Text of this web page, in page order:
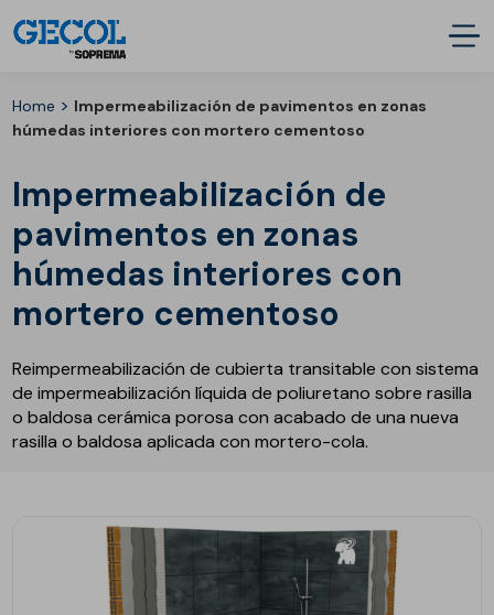
Home > Impermeabilización de pavimentos en zonas
húmedas interiores con mortero cementoso
Impermeabilización de
pavimentos en zonas
húmedas interiores con
mortero cementoso
Reimpermeabilización de cubierta transitable con sistema
de impermeabilización líquida de poliuretano sobre rasilla
o baldosa cerámica porosa con acabado de una nueva
rasilla o baldosa aplicada con mortero-cola.